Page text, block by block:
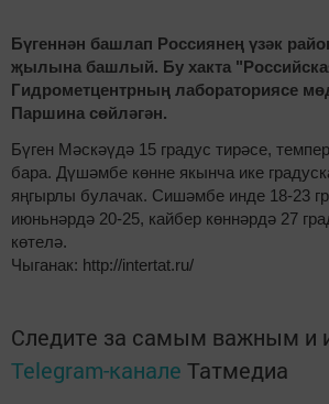
Бүгеннән башлап Россиянең үзәк
җылына башлый. Бу хакта
Гидрометцентрның лабораториясе
Паршина сөйләгән.
Бүген Мәскәүдә 15 градус тирәсе,
бара. Дүшәмбе көнне якынча ике
яңгырлы булачак. Сишәмбе инде 18-23
июньнәрдә 20-25, кайбер көннәрдә 27
көтелә.
Чыганак: http://intertat.ru/
Следите за самым важным и
Telegram-канале Татмедиа